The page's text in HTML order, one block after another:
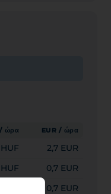
ώρα EUR / ώρα
2,7 EUR
0,7 EUR
0,7 EUR